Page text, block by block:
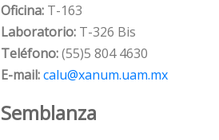
Oficina: T-163
Laboratorio: T-326 Bis
Teléfono:(55)5 804 4630
E-mail:calu@xanum.uam.mx
Semblanza